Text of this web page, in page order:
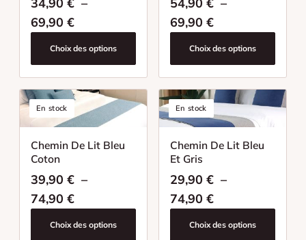
Chemin de lit rose
Chemin de lit rouge
Chemin de lit vert
Chemin de lit marron
Chemin de lit noir
34,90 € –
69,90 €Plage de prix : 34,90 € à 69,90 €
Choix des options
54,90 € –
69,90 €Plage de prix :
Choix des options
En stock
Chemin De Lit Bleu
Coton
39,90 € –
74,90 €Plage de prix : 39,90 € à 74,90 €
Choix des options
En stock
Chemin De Lit Bleu
Et Gris
29,90 € –
74,90 €Plage de prix :
Choix des options